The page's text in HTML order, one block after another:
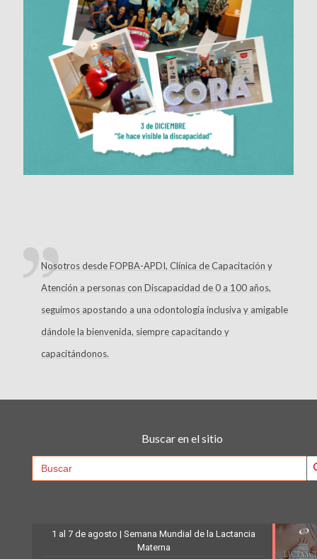
Nosotros desde FOPBA-APDI, Clínica de Capacitación y
Atención a personas con Discapacidad de 0 a 100 años,
seguimos apostando a una odontología inclusiva y amigable
dándole la bienvenida, siempre capacitando y
capacitándonos.
Buscar en el sitio
Search
1 al 7 de agosto | Semana Mundial de la Lactancia
Materna